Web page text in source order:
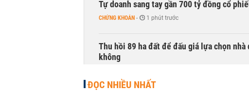
Tự doanh sang tay gần 700 tỷ đồng cổ
CHỨNG KHOÁN - 1 phút trước
Thu hồi 89 ha đất để đấu giá lựa chọn
không
ĐỌC NHIỀU NHẤT